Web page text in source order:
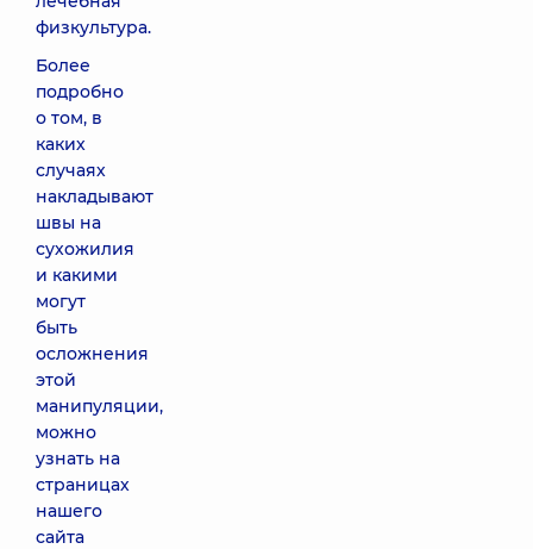
физкультура.
Более
подробно
о том, в
каких
случаях
накладывают
швы на
сухожилия
и какими
могут
быть
осложнения
этой
манипуляции,
можно
узнать на
страницах
нашего
сайта